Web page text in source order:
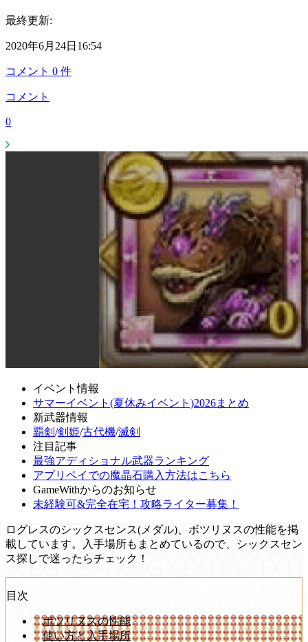
最終更新:
2020年6月24日16:54
コメント 0 件
コメント
0
イベント情報
サマーイベント(夏休みイベント)2026まとめ
新武器情報
覇剣 /剣姫/古代機/滅剣
注目記事
最強アディショナル武器ランキング
アプリペイでの魔晶石購入方法はこちら
GameWithからのお知らせ
未経験可&完全在宅！攻略ライター募集！
ログレスのシックスセンス(メダル)、ボツリヌスの性能を掲
載しています。入手場所もまとめているので、シックスセン
ス探しで迷ったらチェック！
目次
ボツリヌスの性能
使い方と入手場所